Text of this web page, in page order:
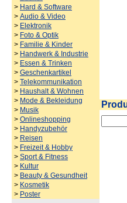
> Hard & Software
> Audio & Video
> Elektronik
> Foto & Optik
> Familie & Kinder
> Handwerk & Industrie
> Essen & Trinken
> Geschenkartikel
> Telekommunikation
> Haushalt & Wohnen
> Mode & Bekleidung
> Musik
> Onlineshopping
> Handyzubehör
> Reisen
> Freizeit & Hobby
> Sport & Fitness
> Kultur
> Beauty & Gesundheit
> Kosmetik
> Poster